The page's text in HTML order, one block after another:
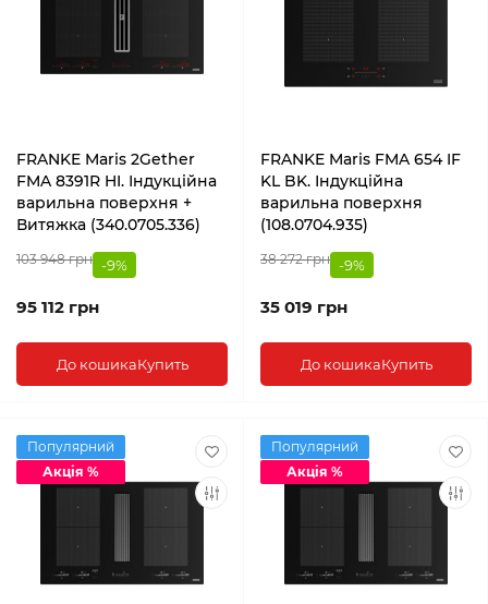
FRANKE Maris 2Gether
FMA 8391R HI. Індукційна
варильна поверхня +
Витяжка (340.0705.336)
103 948 грн -9%
95 112 грн
До кошикаКупить
FRANKE Maris FMA 654 IF
KL BK. Індукційна
варильна поверхня
(108.0704.935)
38 272 грн -9%
35 019 грн
До кошикаКупить
Популярний
Акція %
Популярний
Акція %